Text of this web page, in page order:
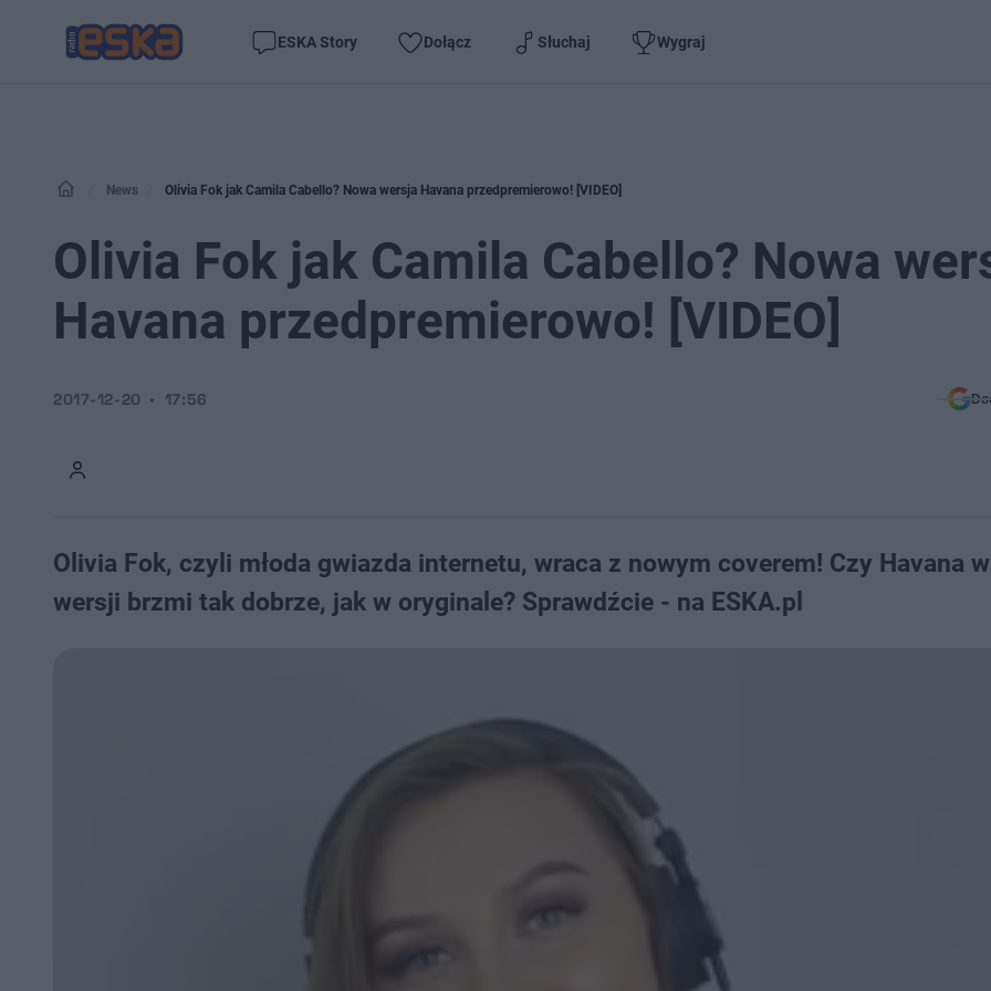
ESKA Story Dołącz Słuchaj Wygraj
News Olivia Fok jak Camila Cabello? Nowa wersja Havana przedpremierowo! [VIDEO]
Olivia Fok jak Camila Cabello? Nowa
Havana przedpremierowo! [VIDEO]
2017-12-20 17:56
Olivia Fok, czyli młoda gwiazda internetu, wraca z nowym coverem! Czy Havana
wersji brzmi tak dobrze, jak w oryginale? Sprawdźcie - na ESKA.pl